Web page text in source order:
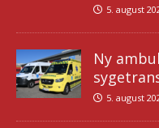
5. august
Ny
5. august